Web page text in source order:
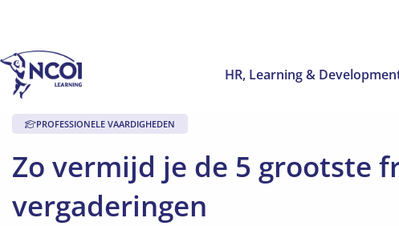
HR, Learning &
Zo vermijd je de 5 grootste
vergaderingen
PROFESSIONELE VAARDIGHEDEN